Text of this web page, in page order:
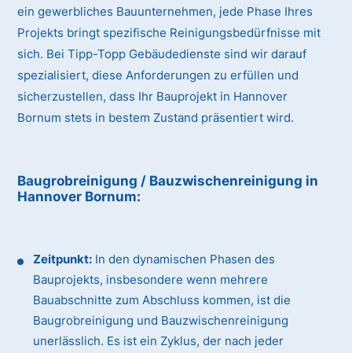
ein gewerbliches Bauunternehmen, jede Phase Ihres
Projekts bringt spezifische Reinigungsbedürfnisse mit
sich. Bei Tipp-Topp Gebäudedienste sind wir darauf
spezialisiert, diese Anforderungen zu erfüllen und
sicherzustellen, dass Ihr Bauprojekt in Hannover
Bornum stets in bestem Zustand präsentiert wird.
Baugrobreinigung / Bauzwischenreinigung in
Hannover Bornum:
Zeitpunkt: In den dynamischen Phasen des
Bauprojekts, insbesondere wenn mehrere
Bauabschnitte zum Abschluss kommen, ist die
Baugrobreinigung und Bauzwischenreinigung
unerlässlich. Es ist ein Zyklus, der nach jeder